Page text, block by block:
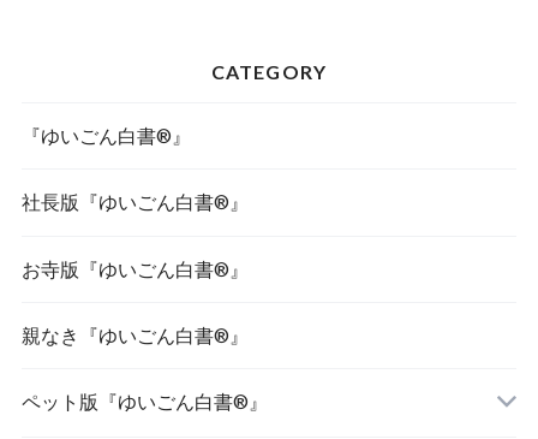
CATEGORY
『ゆいごん白書®』
社長版『ゆいごん白書®』
お寺版『ゆいごん白書®』
親なき『ゆいごん白書®』
ペット版『ゆいごん白書®』